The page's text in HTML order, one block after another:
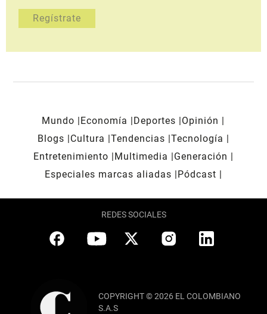
Mundo Economía Deportes
Opinión
Blogs
Cultura Tendencias Tecnología
Entretenimiento
Multimedia
Generación
Especiales marcas aliadas
Pódcast
REDES SOCIALES
COPYRIGHT © 2026 EL COLOMBIANO
S.A.S